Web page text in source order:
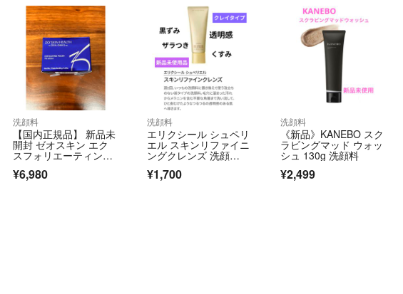
洗顔料
【国内正規品】 新品未
開封 ゼオスキン エク
スフォリエーティン
¥6,980
洗顔料
エリクシール シュペリ
エル スキンリファイニ
ングクレンズ 洗顔
き 黒ずみ 透明感 クレ
¥1,700
洗顔料
《新品》KANEBO スク
ラビングマッド ウォッ
シュ 130g 洗顔料
¥2,499